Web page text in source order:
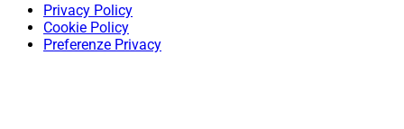
Privacy Policy
Cookie Policy
Preferenze Privacy